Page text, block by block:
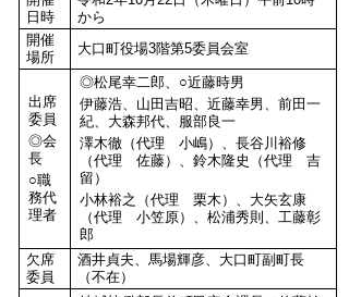
日時
から
開催
場所
大口町役場3階第5委員会室
出席
委員
◎会
長
○職
務代
理者
◎松尾幸二郎、○近藤時男
伊藤浩、山田吉昭、近藤幸男、前田一
紀、大森邦代、服部良一
澤木徹（代理 小嶋）、長谷川裕修
（代理 佐藤）、鈴木隆史（代理 吉
留）
小林裕之（代理 栗木）、大矢玄康
（代理 小笠原）、松浦秀則、工藤彰
郎
欠席
委員
酒井貞夫、馬場輝彦、大口町副町長
（不在）